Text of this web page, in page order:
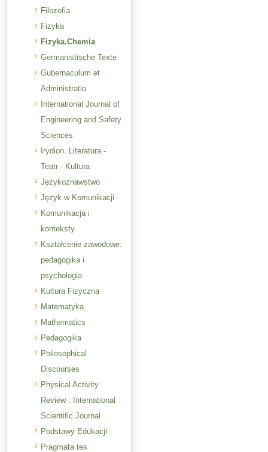
Filozofia
Fizyka
Fizyka.Chemia
Germanistische Texte
Gubernaculum et
Administratio
International Journal of
Engineering and Safety
Sciences
Irydion. Literatura -
Teatr - Kultura
Językoznawstwo
Język w Komunikacji
Komunikacja i
konteksty
Kształcenie zawodowe:
pedagogika i
psychologia
Kultura Fizyczna
Matematyka
Mathematics
Pedagogika
Philosophical
Discourses
Physical Activity
Review : International
Scientific Journal
Podstawy Edukacji
Pragmata tes